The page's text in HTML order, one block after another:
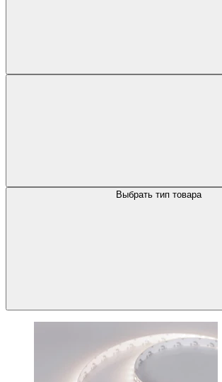
Выбрать тип товара